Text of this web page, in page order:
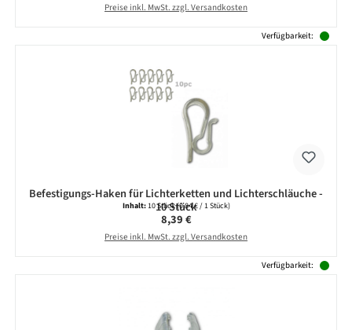
Preise inkl. MwSt. zzgl. Versandkosten
Verfügbarkeit:
Befestigungs-Haken für Lichterketten und Lichterschläuche -
10 Stück
Inhalt:10 Stück(0,84 € / 1 Stück)
Regulärer Preis:
8,39 €
Preise inkl. MwSt. zzgl. Versandkosten
Verfügbarkeit: